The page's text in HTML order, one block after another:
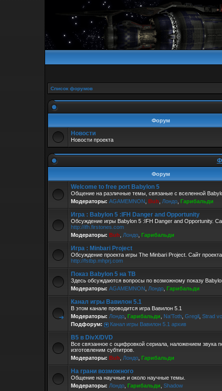
Список форумов
Форум
Новости
Новости проекта
Форум
Welcome to free port Babylon 5
Общение на различные темы, связаные с вселенной
Модераторы: AGAMEMNON Buh Лондо Гарибальди
Игра : Babylon 5 :IFH Danger and Opportunity
Обсуждение игры Babylon 5 :IFH Danger and Opportunity.
http://ifh.firstones.com
Модераторы: Buh Лондо Гарибальди
Игра : Minbari Project
Обсуждение проекта игры The Minbari Project. Сайт проекта
http://fstbp.mhprj.com
Показ Babylon 5 на ТВ
Здесь обсуждаются вопросы по возможному показу
Модераторы: AGAMEMNON Лондо Гарибальди
Канал игры Вавилон 5.1
В этом канале проводится игра Вавилон 5.1
Модераторы: Лондо Гарибальди Na'Toth Gregil Strad
Подфорум:
Канал игры Вавилон 5.1 архив
B5 в DivX/DVD
Все связанное с оцифровкой сериала, наложением звука
изготовленим субтитров.
Модераторы: Buh Лондо Гарибальди
На грани возможного
Общение на научные и около научные темы.
Модераторы: Лондо Гарибальди Shadow